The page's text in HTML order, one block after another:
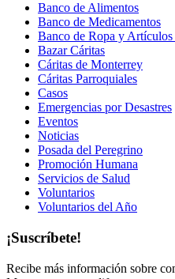
Banco de Alimentos
Banco de Medicamentos
Banco de Ropa y Artículos
Bazar Cáritas
Cáritas de Monterrey
Cáritas Parroquiales
Casos
Emergencias por Desastres
Eventos
Noticias
Posada del Peregrino
Promoción Humana
Servicios de Salud
Voluntarios
Voluntarios del Año
¡Suscríbete!
Recibe más información sobre